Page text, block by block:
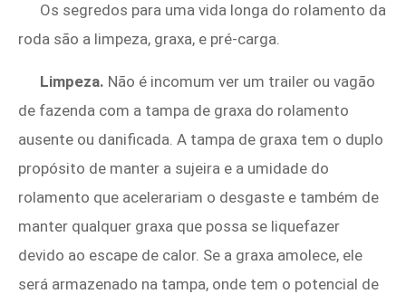
Os segredos para uma vida longa do rolamento da
roda são a limpeza, graxa, e pré-carga.
Limpeza. Não é incomum ver um trailer ou vagão
de fazenda com a tampa de graxa do rolamento
ausente ou danificada. A tampa de graxa tem o duplo
propósito de manter a sujeira e a umidade do
rolamento que acelerariam o desgaste e também de
manter qualquer graxa que possa se liquefazer
devido ao escape de calor. Se a graxa amolece, ele
será armazenado na tampa, onde tem o potencial de